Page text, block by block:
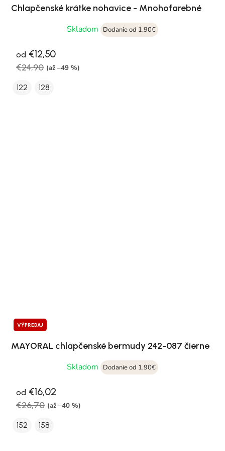
Chlapčenské krátke nohavice - Mnohofarebné
Skladom
Dodanie od 1,90€
od €12,50
€24,90 (až –49 %)
122 128
VÝPREDAJ
MAYORAL chlapčenské bermudy 242-087 čierne
Skladom
Dodanie od 1,90€
od €16,02
€26,70 (až –40 %)
152 158